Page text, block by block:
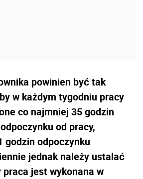
powinien być tak
w każdym tygodniu pracy
co najmniej 35 godzin
od pracy,
godzin odpoczynku
jednak należy ustalać
jest wykonana w